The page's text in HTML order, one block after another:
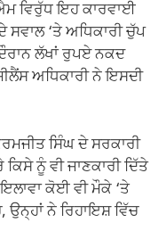
ਵਿਰੁੱਧ ਇਹ ਕਾਰਵਾਈ
ਸਵਾਲ ‘ਤੇ ਅਧਿਕਾਰੀ ਚੁੱਪ
ਦੌਰਾਨ ਲੱਖਾਂ ਰੁਪਏ ਨਕਦ
ਅਧਿਕਾਰੀ ਨੇ ਇਸਦੀ
ਸਿੰਘ ਦੇ ਸਰਕਾਰੀ
ਨੂੰ ਵੀ ਜਾਣਕਾਰੀ ਦਿੱਤੇ
ਕੋਈ ਵੀ ਮੌਕੇ ‘ਤੇ
ਉਨ੍ਹਾਂ ਨੇ ਰਿਹਾਇਸ਼ ਵਿੱਚ